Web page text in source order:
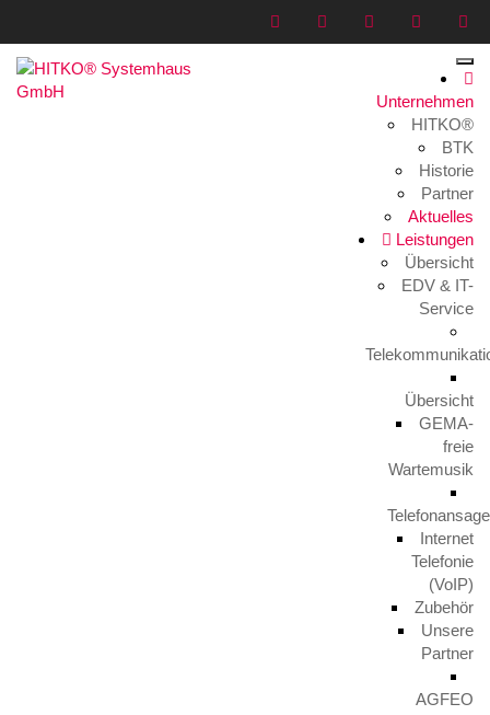
Unternehmen
HITKO®
BTK
Historie
Partner
Aktuelles
Leistungen
Übersicht
EDV & IT-
Service
Übersicht
GEMA-
freie
Wartemusik
Internet
Telefonie
(VoIP)
Zubehör
Unsere
Partner
AGFEO
Starkes Team sucht Unterstützung! Wir möchten unser Team
Fachinformatiker für Systemintegration (m/w/d) in Vollzeit. Bei
uns heißt das: nach einer gründlichen Einarbeitung wird Ihnen
erhalten angemessene Vergütung, einen Firmenwagen, welchen
Sie optional auch für Privatfahrten nutzen können (1%-
Regelung) und einen sicheren Arbeitsplatz. Ihre Aufgaben bei